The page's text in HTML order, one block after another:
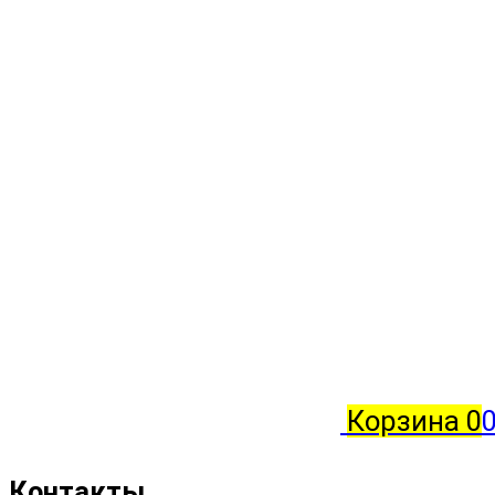
Корзина 0